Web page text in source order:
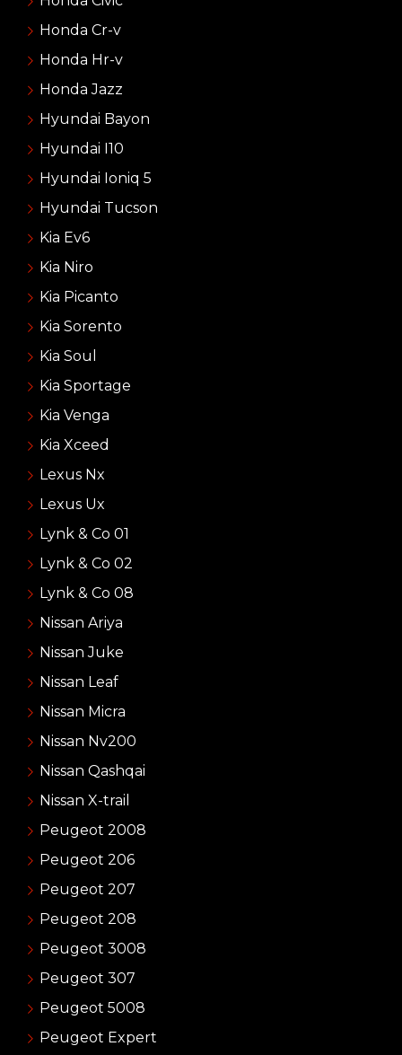
Honda Cr-v
Honda Hr-v
Honda Jazz
Hyundai Bayon
Hyundai I10
Hyundai Ioniq 5
Hyundai Tucson
Kia Ev6
Kia Niro
Kia Picanto
Kia Sorento
Kia Soul
Kia Sportage
Kia Venga
Kia Xceed
Lexus Nx
Lexus Ux
Lynk & Co 01
Lynk & Co 02
Lynk & Co 08
Nissan Ariya
Nissan Juke
Nissan Leaf
Nissan Micra
Nissan Nv200
Nissan Qashqai
Nissan X-trail
Peugeot 2008
Peugeot 206
Peugeot 207
Peugeot 208
Peugeot 3008
Peugeot 307
Peugeot 5008
Peugeot Expert